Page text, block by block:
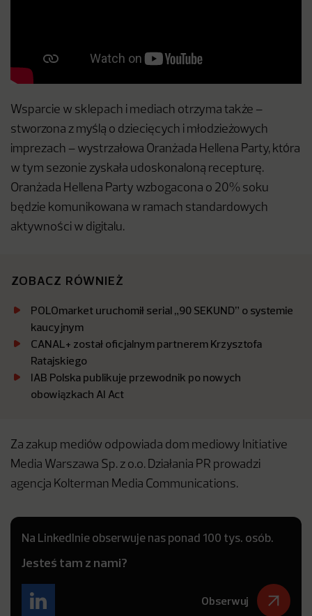
Wsparcie w sklepach i mediach otrzyma także –
stworzona z myślą o dziecięcych i młodzieżowych
imprezach – wystrzałowa Oranżada Hellena Party, która
w tym sezonie zyskała udoskonaloną recepturę.
Oranżada Hellena Party wzbogacona o 20% soku
będzie komunikowana w ramach standardowych
aktywności w digitalu.
ZOBACZ RÓWNIEŻ
POLOmarket uruchomił serial „90 SEKUND” o systemie
kaucyjnym
CANAL+ został oficjalnym partnerem Krzysztofa
Ratajskiego
IAB Polska publikuje przewodnik po nowych
obowiązkach AI Act
Za zakup mediów odpowiada dom mediowy Initiative
Media Warszawa Sp. z o.o. Działania PR prowadzi
agencja Kolterman Media Communications.
Na LinkedInie obserwuje nas ponad 100 tys. osób.
Jesteś tam z nami?
Obserwuj